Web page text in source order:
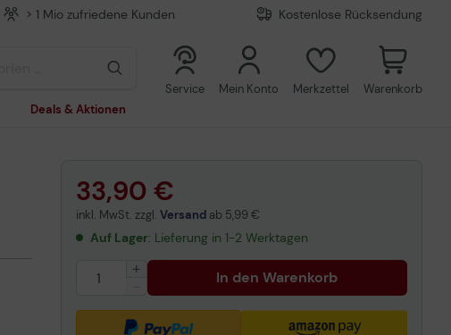
> 1 Mio zufriedene Kunden Kostenlose Rücksendung
Deals & Aktionen
Service Mein Konto Merkzettel Warenkorb
33,90 €
inkl. MwSt. zzgl. Versandab 5,99 €
Auf Lager: Lieferung in 1-2 Werktagen
In den Warenkorb